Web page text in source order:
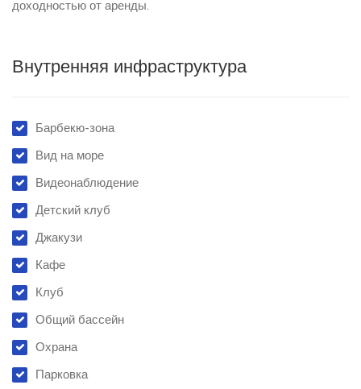
доходностью от аренды.
Внутренняя инфраструктура
Барбекю-зона
Вид на море
Видеонаблюдение
Детский клуб
Джакузи
Кафе
Клуб
Общий бассейн
Охрана
Парковка